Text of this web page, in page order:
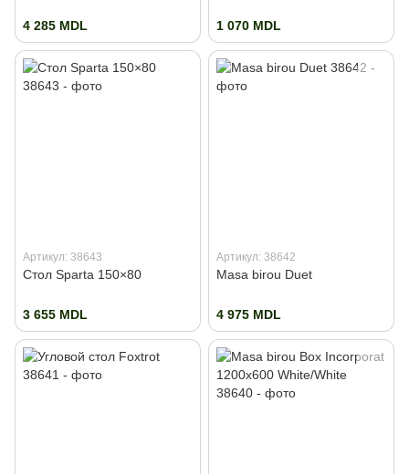
4 285 MDL 1 070 MDL
Артикул: 38643
Стол Sparta 150×80
3 655 MDL
Артикул: 38642
Masa birou Duet
4 975 MDL